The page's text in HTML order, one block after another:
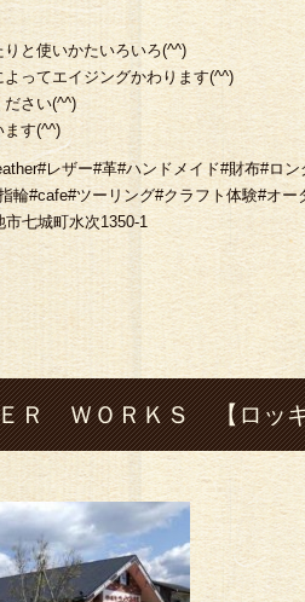
と使いかたいろいろ(^^)
ってエイジングかわります(^^)
さい(^^)
ます(^^)
レザー#革#ハンドメイド#財布#ロ
輪#cafe#ツーリング#クラフト体験#オ
七城町水次1350-1
Ｒ ＷＯＲＫＳ 【ロッ